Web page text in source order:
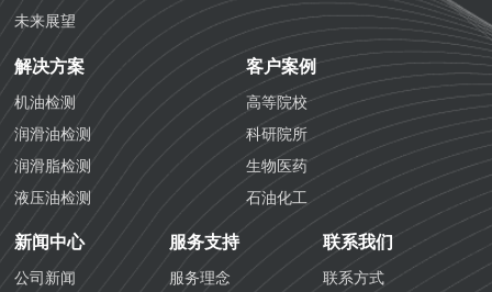
未来展望
解决方案
机油检测
润滑油检测
润滑脂检测
液压油检测
防冻液检测
防锈油检测
客户案例
高等院校
科研院所
生物医药
石油化工
化学工业
航空铁路
新闻中心
公司新闻
服务支持
服务理念
联系我们
联系方式